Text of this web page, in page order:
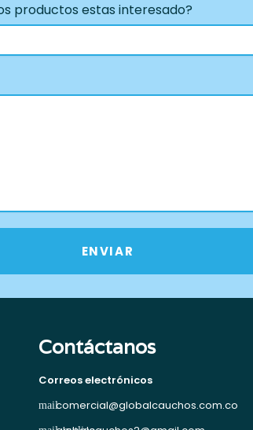
productos estas interesado?
ENVIAR
Contáctanos
Correos electrónicos
comercial@globalcauchos.com.co